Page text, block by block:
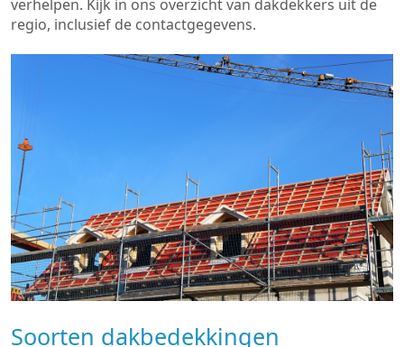
verhelpen. Kijk in ons overzicht van dakdekkers uit de
regio, inclusief de contactgegevens.
Soorten dakbedekkingen